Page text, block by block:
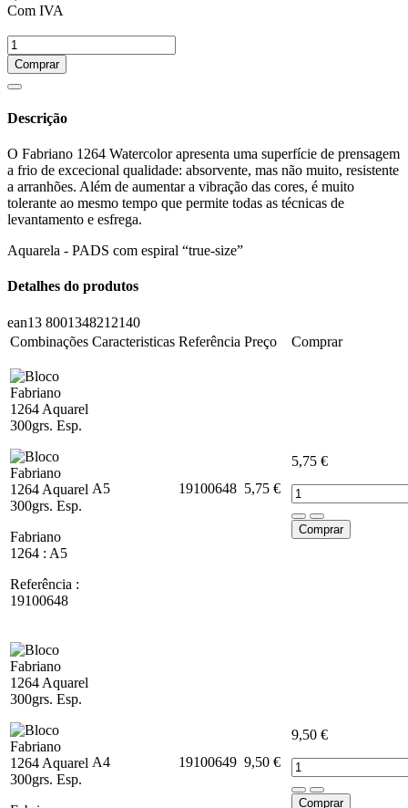
Com IVA
Comprar
Descrição
O Fabriano 1264 Watercolor apresenta uma superfície de prensagem
a frio de excecional qualidade: absorvente, mas não muito, resistente
a arranhões. Além de aumentar a vibração das cores, é muito
tolerante ao mesmo tempo que permite todas as técnicas de
levantamento e esfrega.
Aquarela - PADS com espiral “true-size”
Detalhes do produtos
ean13 8001348212140
Combinações Caracteristicas Referência Preço Comprar
Fabriano
1264 : A5
Referência :
19100648
A5 19100648 5,75 €
5,75 €
Comprar
A4 19100649 9,50 €
9,50 €
Comprar